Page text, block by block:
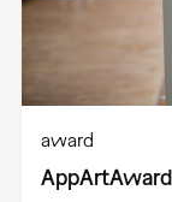
award